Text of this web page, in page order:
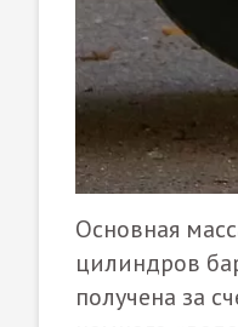
Основная
цилиндров
получена за